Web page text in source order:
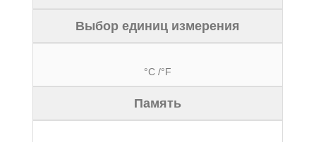
Выбор единиц измерения
°С /°F
Память